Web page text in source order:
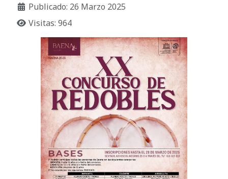
Publicado: 26 Marzo 2025
Visitas: 964